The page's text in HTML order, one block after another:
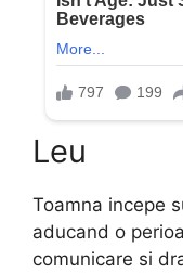
Leu
Toamna incepe
aducand o
comunicare si